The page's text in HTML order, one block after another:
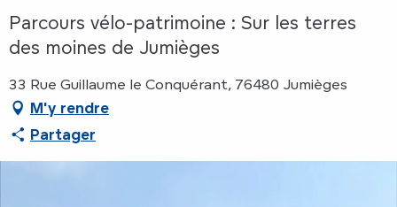
Parcours vélo-patrimoine : Sur les terres
des moines de Jumièges
33 Rue Guillaume le Conquérant, 76480 Jumièges
M'y rendre
Partager